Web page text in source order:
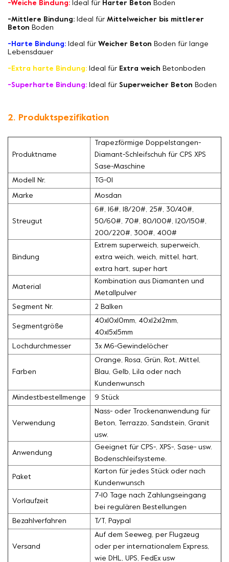
-Weiche Bindung: Ideal für Harter Beton Boden
-Mittlere Bindung: Ideal für Mittelweicher bis mittlerer
Beton Boden
-Harte Bindung: Ideal für Weicher Beton Boden für lange
Lebensdauer
-Extra harte Bindung: Ideal für Extra weich Betonboden
-Superharte Bindung: Ideal für Superweicher Beton Boden
2. Produktspezifikation
Produktname
Trapezförmige Doppelstangen-
Diamant-Schleifschuh für CPS XPS
Sase-Maschine
Modell Nr. TG-01
Marke Mosdan
Streugut
6#, 16#, 18/20#, 25#, 30/40#,
50/60#, 70#, 80/100#, 120/150#,
200/220#, 300#, 400#
Bindung
Extrem superweich, superweich,
extra weich, weich, mittel, hart,
extra hart, super hart
Material
Kombination aus Diamanten und
Metallpulver
Segment Nr. 2 Balken
Segmentgröße
40x10x10mm, 40x12x12mm,
40x15x15mm
Lochdurchmesser 3x M6-Gewindelöcher
Farben
Orange, Rosa, Grün, Rot, Mittel,
Blau, Gelb, Lila oder nach
Kundenwunsch
Mindestbestellmenge 9 Stück
Verwendung
Nass- oder Trockenanwendung für
Beton, Terrazzo, Sandstein, Granit
usw.
Anwendung
Geeignet für CPS-, XPS-, Sase- usw.
Bodenschleifsysteme.
Paket
Karton für jedes Stück oder nach
Kundenwunsch
Vorlaufzeit
7-10 Tage nach Zahlungseingang
bei regulären Bestellungen
Bezahlverfahren T/T, Paypal
Versand
Auf dem Seeweg, per Flugzeug
oder per internationalem Express,
wie DHL, UPS, FedEx usw